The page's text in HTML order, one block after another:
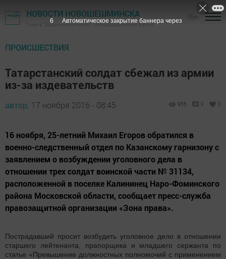
НОВОСТИ НОВОШЕШМИНСКА
Газета "Шешминская новь" - Новошешминский район
ПРОИСШЕСТВИЯ
Татарстанский солдат сбежал из армии
из-за издевательств
автор, 17 ноября 2016 - 08:45 955 0 0
16 ноября, 25-летний Михаил Егоров обратился в
военно-следственный отдел по Казанскому гарнизону с
заявлением о возбуждении уголовного дела в
отношении трех солдат воинской части № 31134,
расположенной в поселке Калининец Наро-Фоминского
района Московской области, сообщает пресс-служба
правозащитной организации «Зона права».
Пострадавший просит возбудить уголовное дело в отношении
старшего лейтенанта, прапорщика и младшего сержанта по
статье «Превышение должностных полномочий с применением
5 Автоматическое закрытие баннера через